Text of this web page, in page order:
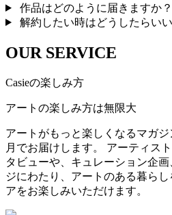
作品はどのように届きますか？
解約したい時はどうしたらい
OUR SERVICE
Casieの楽しみ方
アートの楽しみ方は無限大
アートがもっと楽しくなるマガ
月でお届けします。 アーティス
タビューや、キュレーション企
ジにわたり、アートのある暮ら
アをお楽しみいただけます。